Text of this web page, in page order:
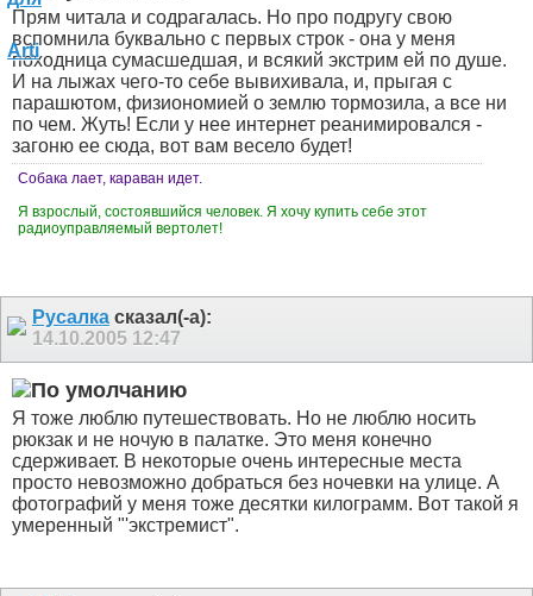
Прям читала и содрагалась. Но про подругу свою
вспомнила буквально с первых строк - она у меня
походница сумасшедшая, и всякий экстрим ей по душе.
И на лыжах чего-то себе вывихивала, и, прыгая с
парашютом, физиономией о землю тормозила, а все ни
по чем. Жуть! Если у нее интернет реанимировался -
загоню ее сюда, вот вам весело будет!
Собака лает, караван идет.
Я взрослый, состоявшийся человек. Я хочу купить себе этот
радиоуправляемый вертолет!
Русалка сказал(-а):
14.10.2005 12:47
Я тоже люблю путешествовать. Но не люблю носить
рюкзак и не ночую в палатке. Это меня конечно
сдерживает. В некоторые очень интересные места
просто невозможно добраться без ночевки на улице. А
фотографий у меня тоже десятки килограмм. Вот такой я
умеренный "'экстремист".